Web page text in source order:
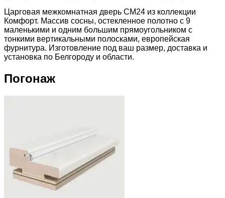
Царговая межкомнатная дверь CM24 из коллекции
Комфорт. Массив сосны, остекленное полотно с 9
маленькими и одним большим прямоугольником с
тонкими вертикальными полосками, европейская
фурнитура. Изготовление под ваш размер, доставка и
установка по Белгороду и области.
Погонаж